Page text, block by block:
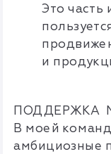
Это часть
и
ПОДДЕРЖКА
В моей
амбициозные